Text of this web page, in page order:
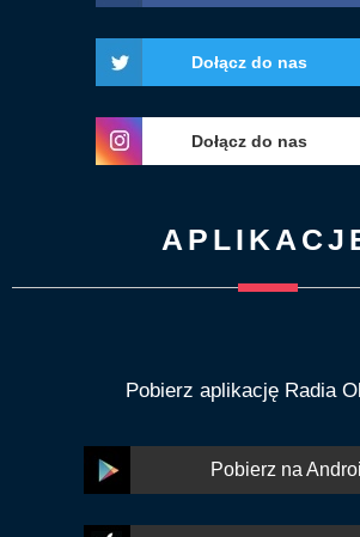
Dołącz do nas
Dołącz do nas
Pobierz aplikację Radia
Pobierz na